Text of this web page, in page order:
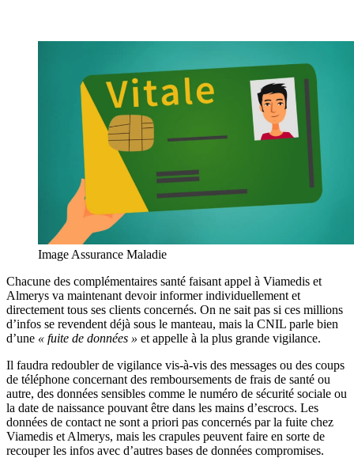
Image Assurance Maladie
Chacune des complémentaires santé faisant appel à Viamedis et
Almerys va maintenant devoir informer individuellement et
directement tous ses clients concernés. On ne sait pas si ces millions
d’infos se revendent déjà sous le manteau, mais la CNIL parle bien
d’une « fuite de données » et appelle à la plus grande vigilance.
Il faudra redoubler de vigilance vis-à-vis des messages ou des coups
de téléphone concernant des remboursements de frais de santé ou
autre, des données sensibles comme le numéro de sécurité sociale ou
la date de naissance pouvant être dans les mains d’escrocs. Les
données de contact ne sont a priori pas concernés par la fuite chez
Viamedis et Almerys, mais les crapules peuvent faire en sorte de
recouper les infos avec d’autres bases de données compromises.